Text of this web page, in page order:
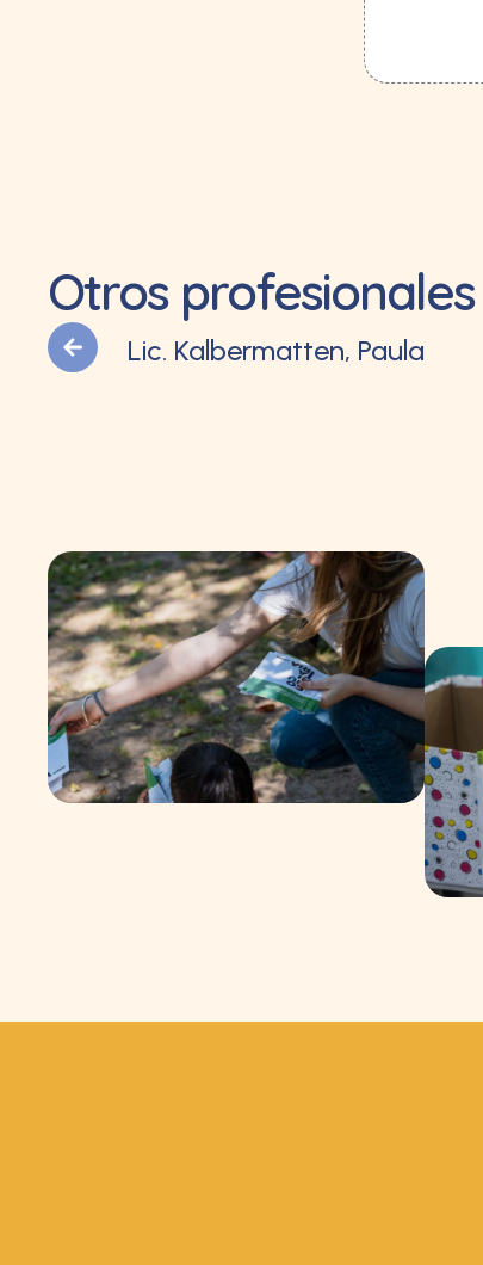
Otros profesionales
Lic. Kalbermatten, Paula